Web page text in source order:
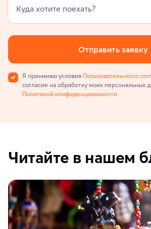
Куда хотите поехать?
Отправить заявку
Я принимаю условия Пользовательского
согласие на обработку моих персональных
Политикой конфиденциальности
Читайте в нашем